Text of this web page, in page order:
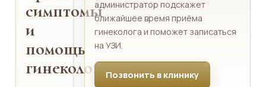
симптомы
и
помощь
гинеколога
администратор подскажет
ближайшее время приёма
гинеколога и поможет записаться
на УЗИ.
Позвонить в клинику